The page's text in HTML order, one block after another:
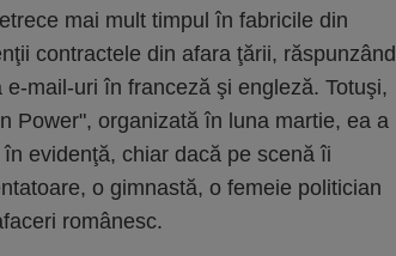
mai mult timpul în fabricile din
contractele din afara ţării, răspunzând
mail-uri în franceză şi engleză. Totuşi,
Power", organizată în luna martie, ea a
evidenţă, chiar dacă pe scenă îi
o gimnastă, o femeie politician
românesc.